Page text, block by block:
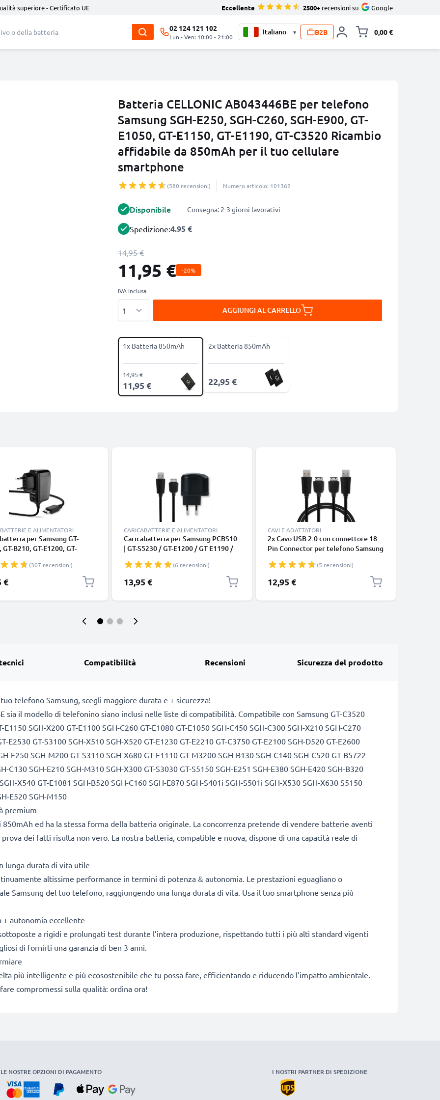
superiore - Certificato UE Eccellente 2500+ recensioni su Google
02 124 121 102
Lun - Ven: 10:00 - 21:00
▾ B2B 0,00 €
Batteria CELLONIC AB043446BE per telefono
Samsung SGH-E250, SGH-C260, SGH-E900, GT-
E1050, GT-E1150, GT-E1190, GT-C3520 Ricambio
affidabile da 850mAh per il tuo cellulare
smartphone
(580 recensioni) Numero articolo: 101362
Disponibile Consegna: 2-3 giorni lavorativi
Spedizione:4.95 €
14,95 €
11,95 € -20%
IVA inclusa
AGGIUNGI AL CARRELLO
1x Batteria 850mAh
11,95 €
14,95 €
2x Batteria 850mAh
22,95 €
E ALIMENTATORI
per Samsung GT-
GT-B210, GT-E1200, GT-
P250, 5W 1A / 1000mA
1.1m con spina europea
(307 recensioni)
€
CARICABATTERIE E ALIMENTATORI
Caricabatteria per Samsung PCBS10
| GT-S5230 / GT-E1200 / GT E1190 /
5W 0.6A Caricatore 1m con spina
europea
(6 recensioni)
13,95 €
CAVI E ADATTATORI
2x Cavo USB 2.0 con connettore 18
Pin Connector per telefono Samsung
E1190 / GT-E1150 / GT-E1050 / SGH-
F480 filo di 1m cavetto dati &
ricarica in nero per cellulare
(5 recensioni)
12,95 €
Compatibilità Recensioni Sicurezza del prodotto
telefono Samsung, scegli maggiore durata e + sicurezza!
sia il modello di telefonino siano inclusi nelle liste di compatibilità. Compatibile con Samsung GT-C3520
E1150 SGH-X200 GT-E1100 SGH-C260 GT-E1080 GT-E1050 SGH-C450 SGH-C300 SGH-X210 SGH-C270
E2530 GT-S3100 SGH-X510 SGH-X520 GT-E1230 GT-E2210 GT-C3750 GT-E2100 SGH-D520 GT-E2600
F250 SGH-M200 GT-S3110 SGH-X680 GT-E1110 GT-M3200 SGH-B130 SGH-C140 SGH-C520 GT-B5722
C130 SGH-E210 SGH-M310 SGH-X300 GT-S3030 GT-S5150 SGH-E251 SGH-E380 SGH-E420 SGH-B320
X540 GT-E1081 SGH-B520 SGH-C160 SGH-E870 SGH-S401i SGH-S501i SGH-X530 SGH-X630 S5150
E520 SGH-M150
premium
850mAh ed ha la stessa forma della batteria originale. La concorrenza pretende di vendere batterie aventi
dei fatti risulta non vero. La nostra batteria, compatible e nuova, dispone di una capacità reale di
lunga durata di vita utile
altissime performance in termini di potenza & autonomia. Le prestazioni eguagliano o
Samsung del tuo telefono, raggiungendo una lunga durata di vita. Usa il tuo smartphone senza più
+ autonomia eccellente
a rigidi e prolungati test durante l’intera produzione, rispettando tutti i più alti standard vigenti
di fornirti una garanzia di ben 3 anni.
più intelligente e più ecosostenibile che tu possa fare, efficientando e riducendo l’impatto ambientale.
compromessi sulla qualità: ordina ora!
LE NOSTRE OPZIONI DI PAGAMENTO I NOSTRI PARTNER DI SPEDIZIONE